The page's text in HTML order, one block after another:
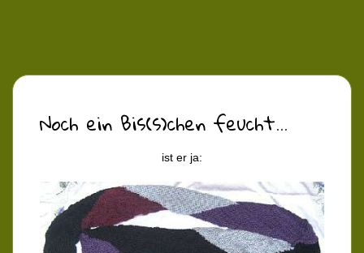
Noch ein Bis(s)chen feucht...
ist er ja: